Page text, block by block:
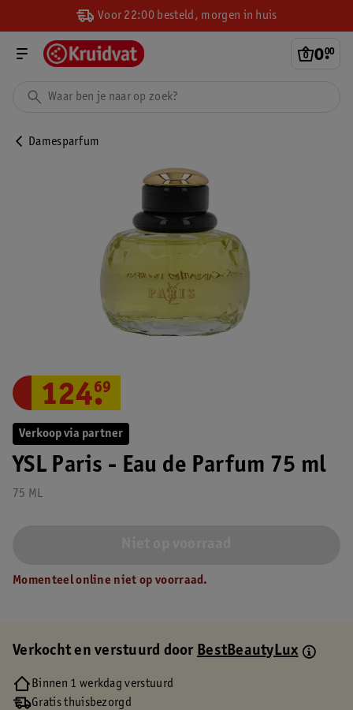
Voor 22:00 besteld, morgen in huis
0.
00
Damesparfum
Verkoop via partner
YSL Paris - Eau de Parfum 75 ml
75 ML
124.
69
Momenteel online niet op voorraad.
Verkocht en verstuurd doorBestBeautyLux
Binnen 1 werkdag verstuurd
Gratis thuisbezorgd